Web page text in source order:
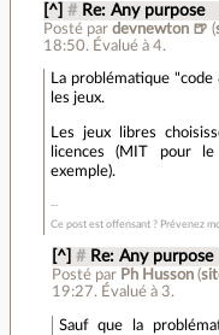
[^] # Re: Any purpose
Posté pardevnewton 🍺 (
18:50. Évalué à4.
La problématique
les jeux.
Les jeux libres
licences (MIT pour
exemple).
Ce post est offensant ? Prévenez
[^] # Re: Any purpose
Posté par Ph Husson(
19:27. Évalué à 3.
Sauf que la